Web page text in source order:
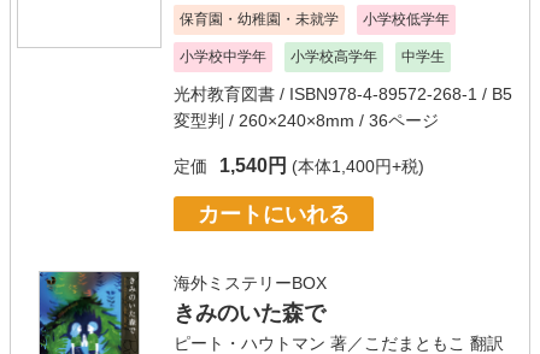
保育園・幼稚園・未就学 小学校低学年
小学校中学年 小学校高学年 中学生
光村教育図書 / ISBN978-4-89572-268-1 / B5
変型判 / 260×240×8mm / 36ページ
定価 1,540円 (本体1,400円+税)
カートにいれる
海外ミステリーBOX
きみのいた森で
ピート・ハウトマン 著／ こだまともこ 翻訳